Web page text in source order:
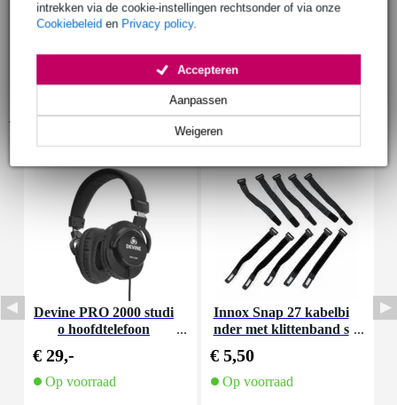
intrekken via de cookie-instellingen rechtsonder of via onze
Cookiebeleid en Privacy policy.
Weigeren
Aanpassen
Accepteren
Accessoires (39)
Devine PRO 2000 studi
o hoofdtelefoon
€ 29,-
Op voorraad
Innox Snap 27 kabelbi
nder met klittenband s
€ 5,50
Op voorraad